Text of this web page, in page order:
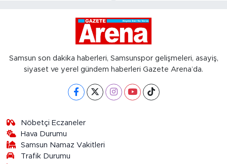
Samsun son dakika haberleri, Samsunspor gelişmeleri, asayiş,
siyaset ve yerel gündem haberleri Gazete Arena’da.
Nöbetçi Eczaneler
Hava Durumu
Samsun Namaz Vakitleri
Trafik Durumu